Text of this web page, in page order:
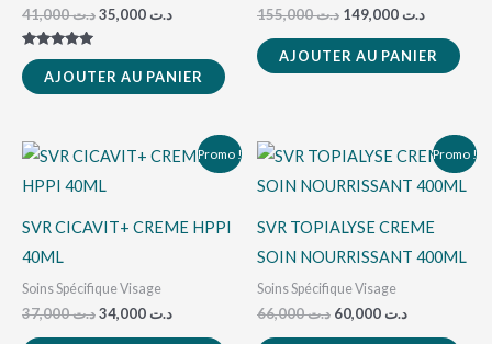
د.ت41,000 د.ت
Note
5.00
sur 5AJOUTER AU PANIER
د.ت155,000 د.ت
AJOUTER AU PANIER
Promo !
SVR CICAVIT+ CREME HPPI
40ML
Soins Spécifique Visage
د.ت37,000
Le
prix
initial
د.ت 37,000.
د.ت
Le
prix
Promo !
SVR TOPIALYSE CREME
SOIN NOURRISSANT 400ML
Soins Spécifique Visage
د.ت66,000
Le
prix
initial
د.ت 66,000.
د.ت
Le
prix
actuel